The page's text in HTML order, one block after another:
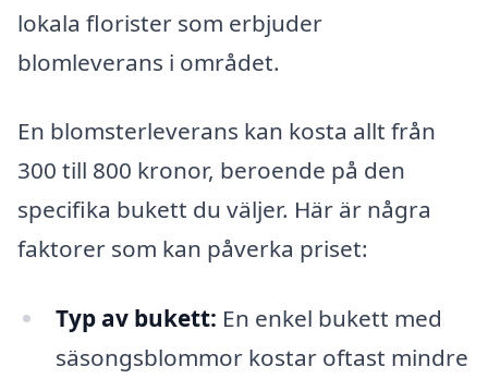
lokala florister som erbjuder
blomleverans i området.
En blomsterleverans kan kosta allt från
300 till 800 kronor, beroende på den
specifika bukett du väljer. Här är några
faktorer som kan påverka priset:
Typ av bukett: En enkel bukett med
säsongsblommor kostar oftast mindre